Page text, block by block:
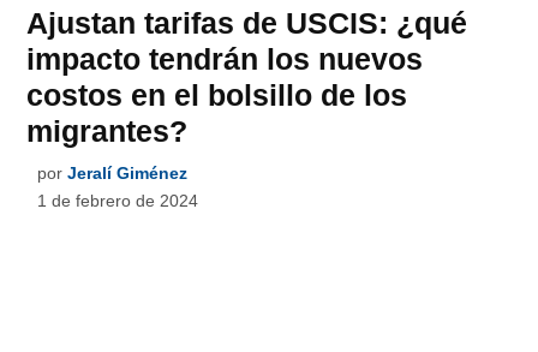
Ajustan tarifas de USCIS: ¿qué
impacto tendrán los nuevos
costos en el bolsillo de los
migrantes?
por Jeralí Giménez
1 de febrero de 2024